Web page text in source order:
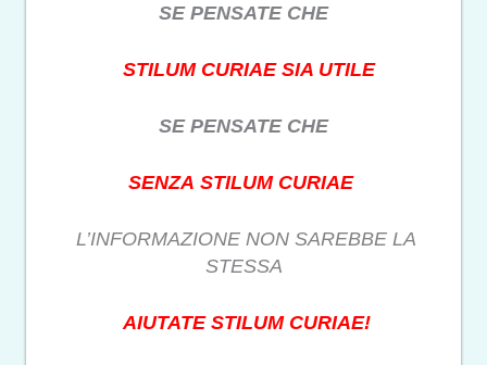
SE PENSATE CHE
STILUM CURIAE SIA UTILE
SE PENSATE CHE
SENZA STILUM CURIAE
L’INFORMAZIONE NON SAREBBE LA
STESSA
AIUTATE STILUM CURIAE!